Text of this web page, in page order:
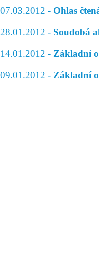
07.03.2012 - Ohlas
28.01.2012 - Soudobá
14.01.2012 - Základní
09.01.2012 - Základní